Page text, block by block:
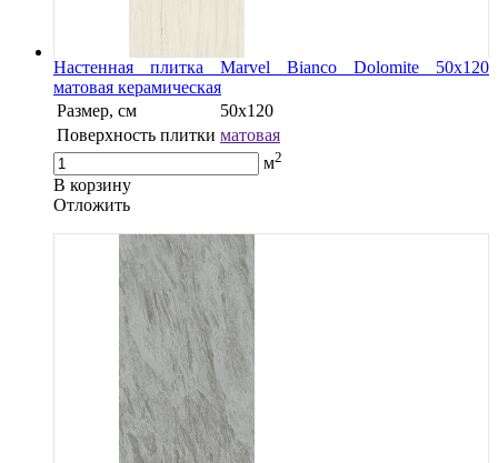
Настенная плитка Marvel Bianco Dolomite 50x120
матовая керамическая
Размер, см
50x120
Поверхность плитки матовая
м2
В корзину
Oтложить